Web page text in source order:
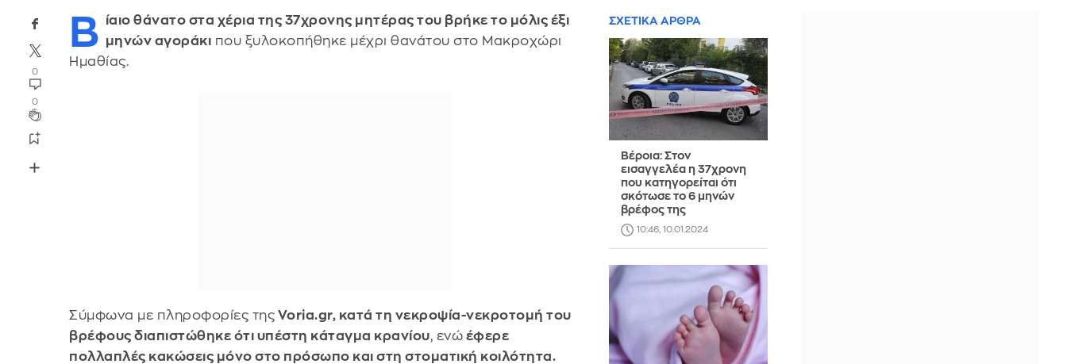
0
0
Β ίαιο θάνατο στα χέρια της 37χρονης μητέρας του βρήκε το μόλις έξι
μηνών αγοράκι που ξυλοκοπήθηκε μέχρι θανάτου στο Μακροχώρι
Ημαθίας.
Σύμφωνα με πληροφορίες της Voria.gr, κατά τη νεκροψία-νεκροτομή του
βρέφους διαπιστώθηκε ότι υπέστη κάταγμα κρανίου, ενώ έφερε
πολλαπλές κακώσεις μόνο στο πρόσωπο και στη στοματική κοιλότητα.
ΣΧΕΤΙΚΑ ΑΡΘΡΑ
Βέροια: Στον
εισαγγελέα η 37χρονη
που κατηγορείται ότι
σκότωσε το 6 μηνών
βρέφος της
10:46, 10.01.2024